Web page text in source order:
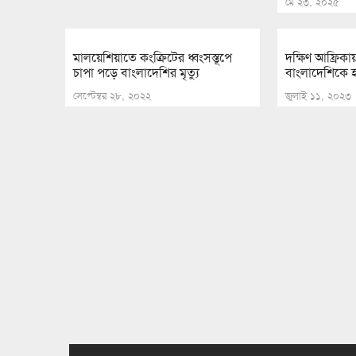
মালয়েশিয়াতে কংক্রিটের ধ্বংসস্তূপে
চাপা পড়ে বাংলাদেশির মৃত্যু
সেপ্টেম্বর ২৮, ২০২২
দক্ষিণ
বাংলাদেশিকে
জুলাই ১১, ২০২৩